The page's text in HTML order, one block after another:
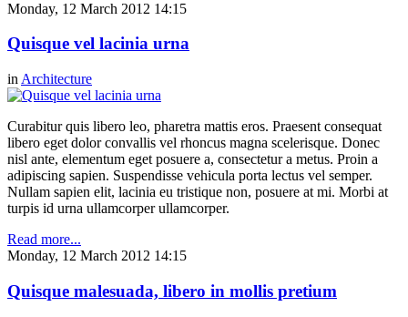
Monday, 12 March 2012 14:15
Quisque vel lacinia urna
in Architecture
Curabitur quis libero leo, pharetra mattis eros. Praesent consequat
libero eget dolor convallis vel rhoncus magna scelerisque. Donec
nisl ante, elementum eget posuere a, consectetur a metus. Proin a
adipiscing sapien. Suspendisse vehicula porta lectus vel semper.
Nullam sapien elit, lacinia eu tristique non, posuere at mi. Morbi at
turpis id urna ullamcorper ullamcorper.
Read more...
Monday, 12 March 2012 14:15
Quisque malesuada, libero in mollis pretium